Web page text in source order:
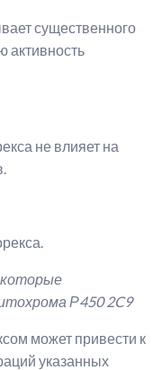
существенного
активность
не влияет на
Р450 2C9
может привести к
указанных